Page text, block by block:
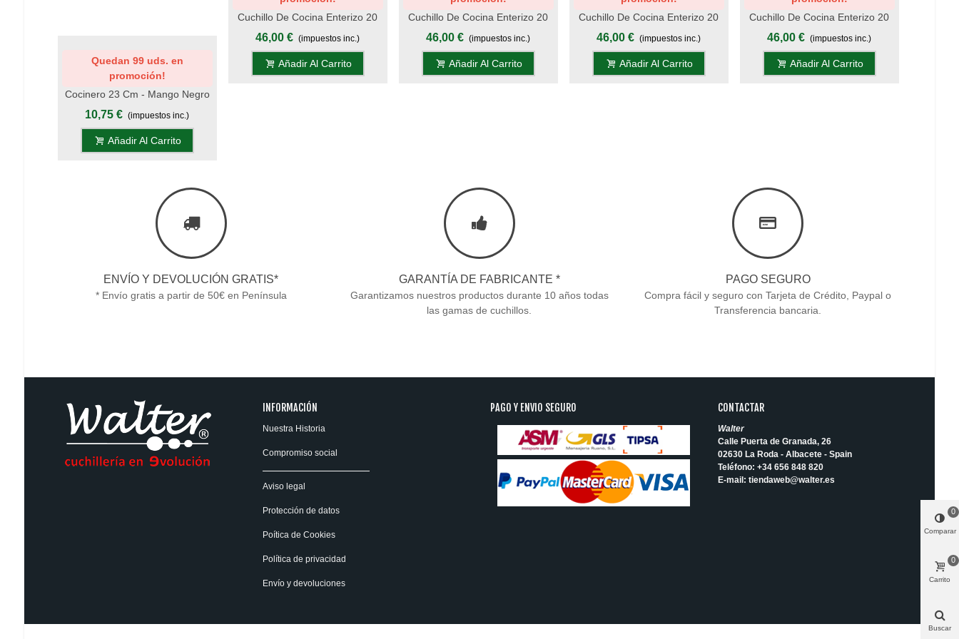
Quedan 99 uds. en
promoción!
Cocinero 23 Cm - Mango Negro
- S.Chiara, Display
10,75 € (impuestos inc.)
Añadir Al Carrito
Cuchillo De Cocina Enterizo 20
Cm Titanio Oro - Mango
46,00 € (impuestos inc.)
Añadir Al Carrito
Cuchillo De Cocina Enterizo 20
Cm Titanio Oro - Mango
46,00 € (impuestos inc.)
Añadir Al Carrito
Cuchillo De Cocina Enterizo 20
Cm Titanio Oro - Mango
46,00 € (impuestos inc.)
Añadir Al Carrito
Cuchillo De Cocina Enterizo 20
Cm Titanio Oro - Mango
46,00 € (impuestos inc.)
Añadir Al Carrito
ENVÍO Y DEVOLUCIÓN GRATIS*
* Envío gratis a partir de 50€ en Península
GARANTÍA DE FABRICANTE *
Garantizamos nuestros productos durante 10 años todas
las gamas de cuchillos.
PAGO SEGURO
Compra fácil y seguro con Tarjeta de Crédito, Paypal o
Transferencia bancaria.
INFORMACIÓN
Nuestra Historia
Compromiso social
Aviso legal
Protección de datos
Poítica de Cookies
Política de privacidad
Envío y devoluciones
PAGO Y ENVIO SEGURO CONTACTAR
Walter
Calle Puerta de Granada, 26
02630 La Roda - Albacete - Spain
Teléfono:+34 656 848 820
E-mail:tiendaweb@walter.es
Comparar
0
Carrito
0
Buscar